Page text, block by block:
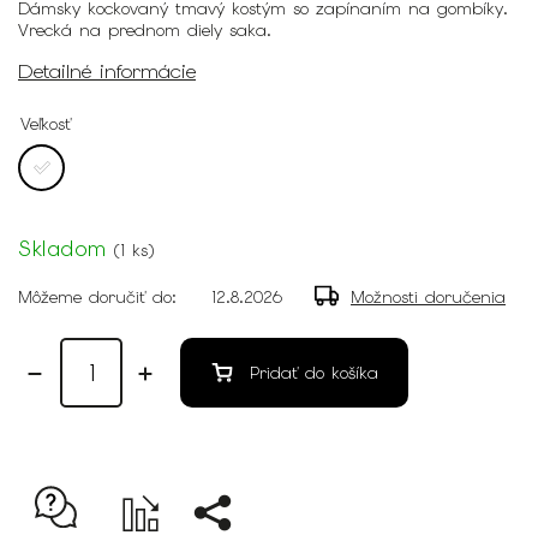
Dámsky kockovaný tmavý kostým so zapínaním na gombíky.
Vrecká na prednom diely saka.
Detailné informácie
Veľkosť
Skladom (1 ks)
Môžeme doručiť do: 12.8.2026 Možnosti doručenia
Pridať do košíka